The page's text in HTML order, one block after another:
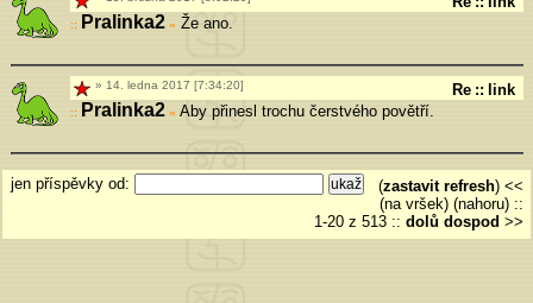
Pralinka2» Že ano.
14. ledna 2017 [7:34:20] Re :: link
Pralinka2» Aby přinesl trochu čerstvého povětří.
jen příspěvky od: (zastavit refresh) <<
(na vršek) (nahoru) ::
1-20 z 513 :: dolů dospod >>